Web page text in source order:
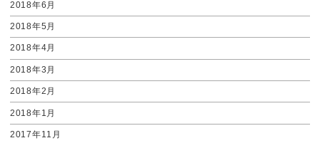
2018年6月
2018年5月
2018年4月
2018年3月
2018年2月
2018年1月
2017年11月